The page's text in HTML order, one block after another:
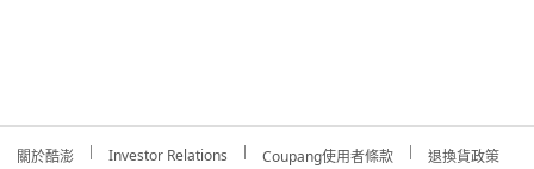
關於酷澎 Investor Relations Coupang使用者條款
退換貨政策